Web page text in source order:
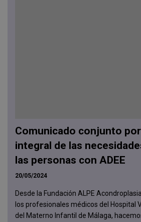
Comunicado conjunto
integral de las
las personas con ADEE
20/05/2024
Desde la Fundación ALPE
los profesionales médicos del Hospital
del Materno Infantil de Málaga,